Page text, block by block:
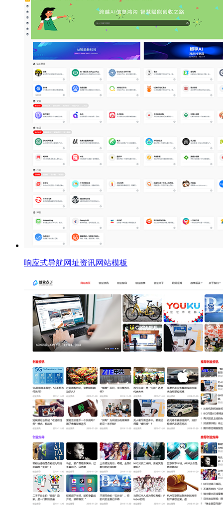
响应式导航网址资讯网站模板